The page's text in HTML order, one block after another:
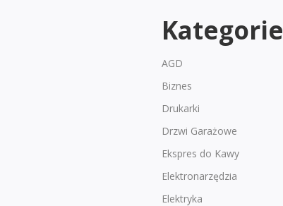
Kategorie
AGD
Biznes
Drukarki
Drzwi Garażowe
Ekspres do Kawy
Elektronarzędzia
Elektryka